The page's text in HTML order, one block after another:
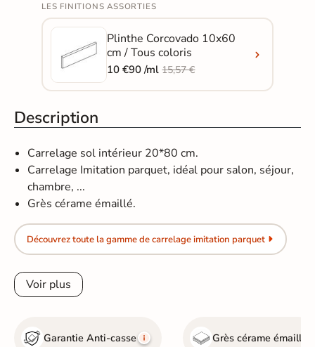
LES FINITIONS ASSORTIES
Plinthe Corcovado 10x60
cm / Tous coloris
10 €90 /ml15,57 €
Description
Carrelage sol intérieur 20*80 cm.
Carrelage Imitation parquet, idéal pour salon, séjour,
chambre, ...
Grès cérame émaillé.
Découvrez toute la gamme de carrelage imitation parquet
Voir plus
Garantie Anti-casse Grès cérame émaillé